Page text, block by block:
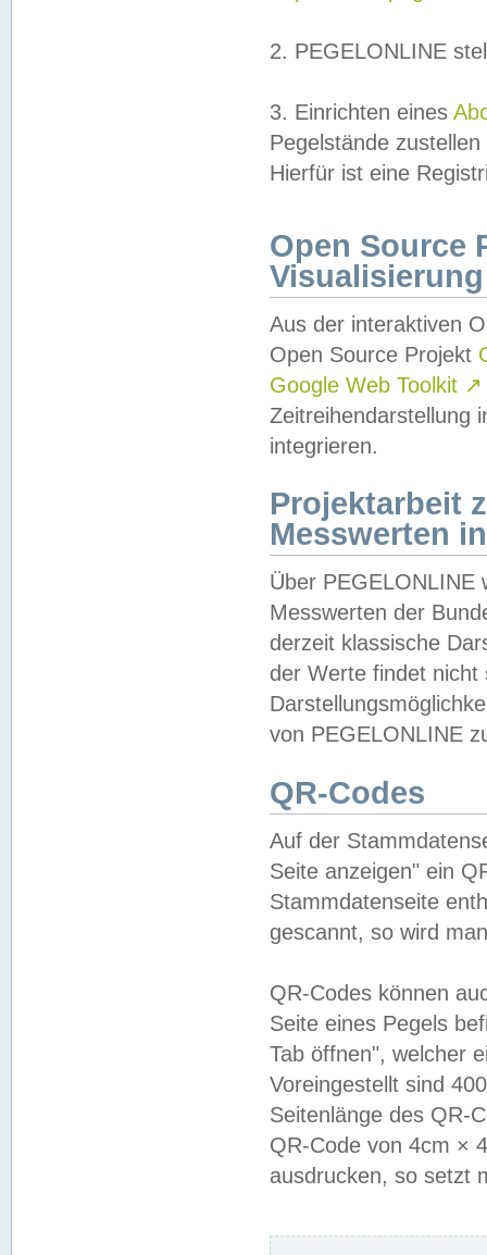
2. PEGELONLINE
3. Einrichten eines
Pegelstände
Hierfür ist eine
Open Source
Visualisierung
Aus der interaktiven
Open Source Projekt
Google Web Toolkit ↗
Zeitreihendarstellung
integrieren.
Projektarbeit
Messwerten
Über PEGELONLINE
Messwerten der
derzeit klassische
der Werte findet
von PEGELONLINE
QR-Codes
Auf der
Seite anzeigen" ein
Stammdatenseite
gescannt, so wird
QR-Codes können
Seite eines Pegels
Tab öffnen", welcher
Voreingestellt sind
Seitenlänge des QR-
QR-Code von 4cm ×
ausdrucken, so setzt